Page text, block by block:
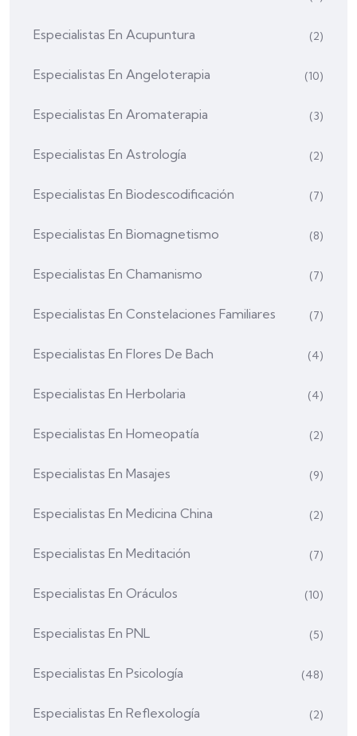
Especialistas En Acupuntura (2)
Especialistas En Angeloterapia (10)
Especialistas En Aromaterapia (3)
Especialistas En Astrología (2)
Especialistas En Biodescodificación (7)
Especialistas En Biomagnetismo (8)
Especialistas En Chamanismo (7)
Especialistas En Constelaciones Familiares (7)
Especialistas En Flores De Bach (4)
Especialistas En Herbolaria (4)
Especialistas En Homeopatía (2)
Especialistas En Masajes (9)
Especialistas En Medicina China (2)
Especialistas En Meditación (7)
Especialistas En Oráculos (10)
Especialistas En PNL (5)
Especialistas En Psicología (48)
Especialistas En Reflexología (2)